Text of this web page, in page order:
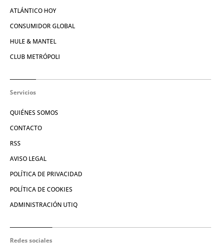
ATLÁNTICO HOY
CONSUMIDOR GLOBAL
HULE & MANTEL
CLUB METRÓPOLI
Servicios
QUIÉNES SOMOS
CONTACTO
RSS
AVISO LEGAL
POLÍTICA DE PRIVACIDAD
POLÍTICA DE COOKIES
ADMINISTRACIÓN UTIQ
Redes sociales